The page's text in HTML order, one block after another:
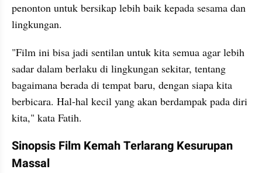
penonton untuk bersikap lebih baik kepada sesama dan
lingkungan.
"Film ini bisa jadi sentilan untuk kita semua agar lebih
sadar dalam berlaku di lingkungan sekitar, tentang
bagaimana berada di tempat baru, dengan siapa kita
berbicara. Hal-hal kecil yang akan berdampak pada diri
kita," kata Fatih.
Sinopsis Film Kemah Terlarang Kesurupan
Massal